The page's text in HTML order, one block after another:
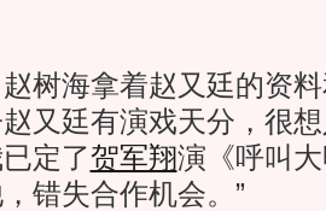
海拿着赵又廷的资料
又廷有演戏天分，很
定了贺军翔演《呼叫
错失合作机会。”